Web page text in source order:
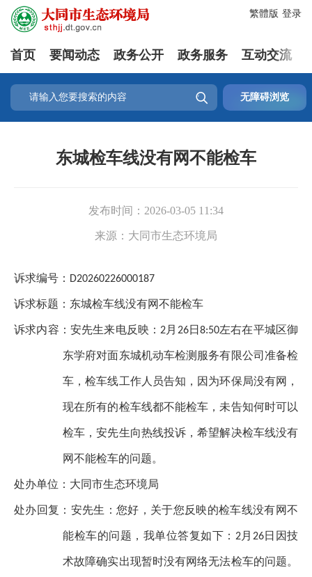
登录
繁體版
首页 要闻动态 政务公开 政务服务 互动交流
 无障碍浏览
东城检车线没有网不能检车
发布时间： 2026-03-05 11:34
来源： 大同市生态环境局
诉求编号： D20260226000187
诉求标题：东城检车线没有网不能检车
诉求内容 ：安先生来电反映： 2月 26日 8:50左右在平城区御
东学府对面东城机动车检测服务有限公司准备检
车，检车线工作人员告知，因为环保局没有网，
现在所有的检车线都不能检车，未告知何时可以
检车，安先生向热线投诉，希望解决检车线没有
网不能检车的问题。
处办单位： 大同市生态环境局
处办回复 ：安先生：您好，关于您反映的检车线没有网不
能检车的问题，我单位答复如下： 2月 26日因技
术故障确实出现暂时没有网络无法检车的问题。